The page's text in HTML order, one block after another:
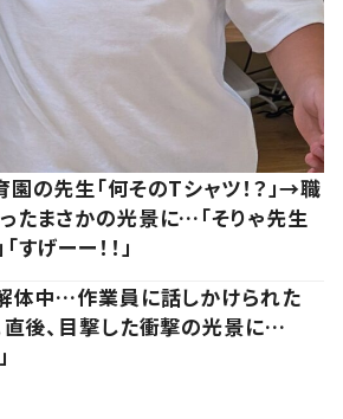
の先生「何そのTシャツ！？」→職
たまさかの光景に…「そりゃ先生
げーー！！」
体中…作業員に話しかけられた
直後、目撃した衝撃の光景に…